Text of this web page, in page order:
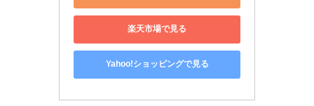
楽天市場で見る
Yahoo!ショッピングで見る